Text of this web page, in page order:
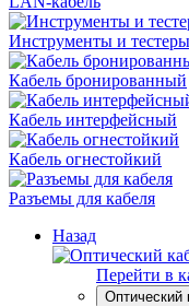
Инструменты и
Кабель бронированный
Кабель интерфейсный
Кабель огнестойкий
Разъемы для кабеля
Назад
Перейти в
Оптический